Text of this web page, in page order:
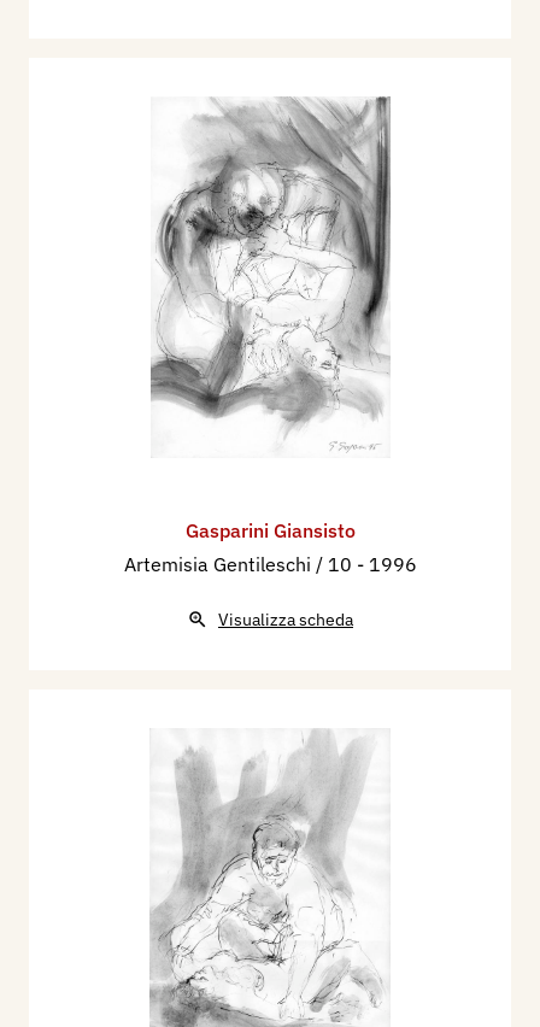
Gasparini Giansisto
Artemisia Gentileschi / 10 - 1996
Visualizza scheda